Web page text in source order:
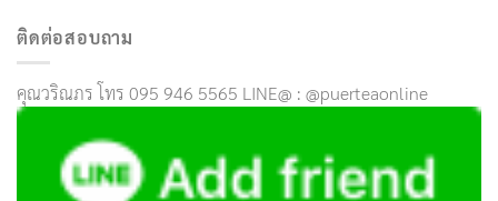
ติดต่อสอบถาม
คุณวริณภร โทร 095 946 5565 LINE@ : @puerteaonline